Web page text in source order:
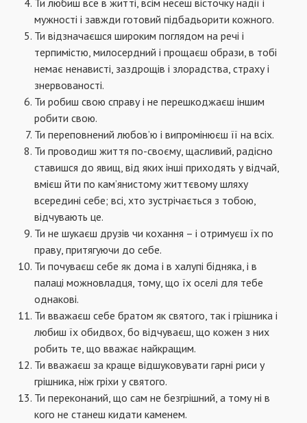
Ти любиш все в житті, всім несеш вісточку надії і
мужності і завжди готовий підбадьорити кожного.
Ти відзначаєшся широким поглядом на речі і
терпимістю, милосердний і прощаєш образи, в тобі
немає ненависті, заздрощів і злорадства, страху і
знервованості.
Ти робиш свою справу і не перешкоджаєш іншим
робити свою.
Ти переповнений любов’ю і випромінюєш її на всіх.
Ти проводиш життя по-своєму, щасливий, радісно
ставишся до явищ, від яких інші приходять у відчай,
вмієш йти по кам’янистому життєвому шляху
всередині себе; всі, хто зустрічається з тобою,
відчувають це.
Ти не шукаєш друзів чи кохання – і отримуєш їх по
праву, притягуючи до себе.
Ти почуваєш себе як дома і в халупі бідняка, і в
палаці можновладця, тому, що їх оселі для тебе
однакові.
Ти вважаєш себе братом як святого, так і грішника і
любиш їх обидвох, бо відчуваєш, що кожен з них
робить те, що вважає найкращим.
Ти вважаєш за краще відшуковувати гарні риси у
грішника, ніж гріхи у святого.
Ти переконаний, що сам не безгрішний, а тому ні в
кого не станеш кидати каменем.